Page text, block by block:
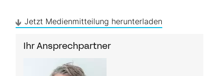
Jetzt Medienmitteilung herunterladen
Ihr Ansprechpartner